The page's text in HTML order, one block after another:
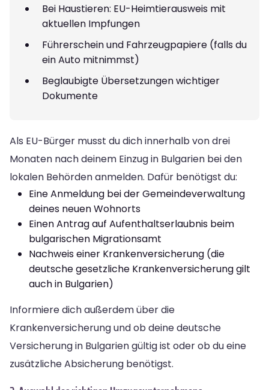
Bei Haustieren: EU-Heimtierausweis mit
aktuellen Impfungen
Führerschein und Fahrzeugpapiere (falls du
ein Auto mitnimmst)
Beglaubigte Übersetzungen wichtiger
Dokumente
Als EU-Bürger musst du dich innerhalb von drei
Monaten nach deinem Einzug in Bulgarien bei den
lokalen Behörden anmelden. Dafür benötigst du:
Eine Anmeldung bei der Gemeindeverwaltung
deines neuen Wohnorts
Einen Antrag auf Aufenthaltserlaubnis beim
bulgarischen Migrationsamt
Nachweis einer Krankenversicherung (die
deutsche gesetzliche Krankenversicherung gilt
auch in Bulgarien)
Informiere dich außerdem über die
Krankenversicherung und ob deine deutsche
Versicherung in Bulgarien gültig ist oder ob du eine
zusätzliche Absicherung benötigst.